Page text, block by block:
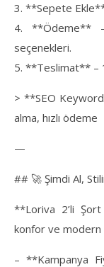
3. **Sepete
4. **Ödeme**
seçenekleri.
5. **Teslimat** –
> **SEO
alma, hızlı ödeme
—
## 🚀 Şimdi Al,
**Loriva 2’li Şort
konfor ve modern
– **Kampanya